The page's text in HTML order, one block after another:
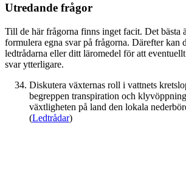
Utredande frågor
Till de här frågorna finns inget facit. Det bästa
formulera egna svar på frågorna. Därefter kan
ledtrådarna eller ditt läromedel för att
svar ytterligare.
Diskutera växternas roll i vattnets
begreppen transpiration och
växtligheten på land den lokala
(Ledtrådar)